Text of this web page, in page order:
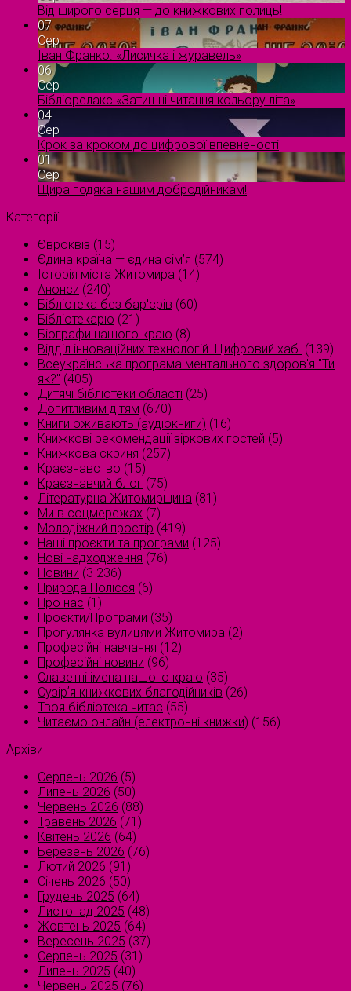
Від щирого серця — до книжкових полиць!
07
Сер
Іван Франко. «Лисичка і журавель»
06
Сер
Бібліорелакс «Затишні читання кольору літа»
04
Сер
Крок за кроком до цифрової впевненості
01
Сер
Щира подяка нашим добродійникам!
Категорії
Євроквіз (15)
Єдина країна — єдина сім’я (574)
Історія міста Житомира (14)
Анонси (240)
Бібліотека без бар'єрів (60)
Бібліотекарю (21)
Біографи нашого краю (8)
Відділ інноваційних технологій. Цифровий хаб. (139)
Всеукраїнська програма ментального здоров'я "Ти
як?" (405)
Дитячі бібліотеки області (25)
Допитливим дітям (670)
Книги оживають (аудіокниги) (16)
Книжкові рекомендації зіркових гостей (5)
Книжкова скриня (257)
Краєзнавство (15)
Краєзнавчий блог (75)
Літературна Житомирщина (81)
Ми в соцмережах (7)
Молодіжний простір (419)
Наші проєкти та програми (125)
Нові надходження (76)
Новини (3 236)
Природа Полісся (6)
Про нас (1)
Проєкти/Програми (35)
Прогулянка вулицями Житомира (2)
Професійні навчання (12)
Професійні новини (96)
Славетні імена нашого краю (35)
Сузірʼя книжкових благодійників (26)
Твоя бібліотека читає (55)
Читаємо онлайн (електронні книжки) (156)
Архіви
Серпень 2026 (5)
Липень 2026 (50)
Червень 2026 (88)
Травень 2026 (71)
Квітень 2026 (64)
Березень 2026 (76)
Лютий 2026 (91)
Січень 2026 (50)
Грудень 2025 (64)
Листопад 2025 (48)
Жовтень 2025 (64)
Вересень 2025 (37)
Серпень 2025 (31)
Липень 2025 (40)
Червень 2025 (76)